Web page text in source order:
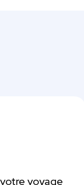
voyage